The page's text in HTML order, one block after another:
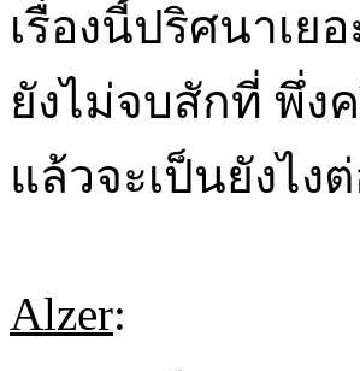
เรื่องนี้ปริศนาเ
ยังไม่จบสักที่ พึ่ง
แล้วจะเป็นยังไง
Alzer: